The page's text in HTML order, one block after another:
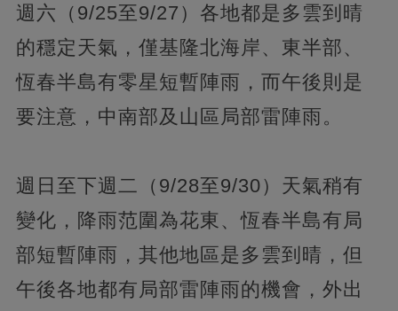
週六（9/25至9/27）各地都是多雲到晴
的穩定天氣，僅基隆北海岸、東半部、
恆春半島有零星短暫陣雨，而午後則是
要注意，中南部及山區局部雷陣雨。
週日至下週二（9/28至9/30）天氣稍有
變化，降雨范圍為花東、恆春半島有局
部短暫陣雨，其他地區是多雲到晴，但
午後各地都有局部雷陣雨的機會，外出